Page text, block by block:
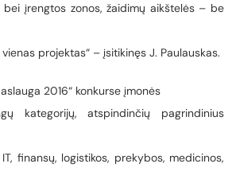
įrengtos zonos, žaidimų aikštelės – be
projektas“ – įsitikinęs J. Paulauskas.
2016“ konkurse įmonės
kategorijų, atspindinčių pagrindinius
finansų, logistikos, prekybos, medicinos,